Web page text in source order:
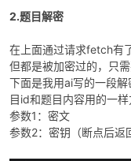
jie.
2.题目解密
在上面通过请求fetch有
但都是被加密过的，只
下面是我用ai写的一段
目id和题目内容用的一样
参数1：密文
参数2：密钥（断点后返